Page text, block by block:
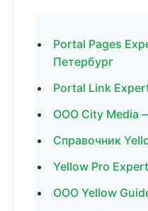
Portal Pages
Петербург
Portal Link
ООО City Media
Справочник
Yellow Pro
ООО Yellow